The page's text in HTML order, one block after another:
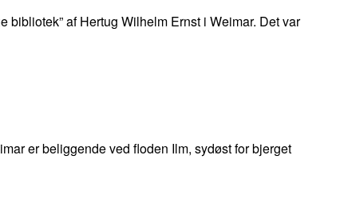
af Hertug Wilhelm Ernst i Weimar. Det var
er beliggende ved floden Ilm, sydøst for bjerget